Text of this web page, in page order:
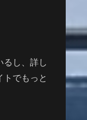
るし、詳し
でもっと